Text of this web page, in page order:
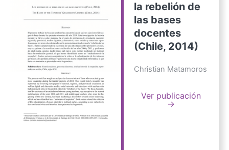
la rebelión de
las bases
docentes
(Chile, 2014)
Christian Matamoros
Ver publicación
→